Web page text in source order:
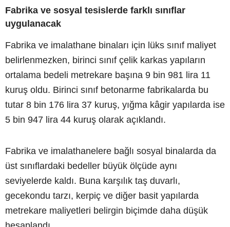
Fabrika ve sosyal tesislerde farklı sınıflar
uygulanacak
Fabrika ve imalathane binaları için lüks sınıf maliyet
belirlenmezken, birinci sınıf çelik karkas yapıların
ortalama bedeli metrekare başına 9 bin 981 lira 11
kuruş oldu. Birinci sınıf betonarme fabrikalarda bu
tutar 8 bin 176 lira 37 kuruş, yığma kâgir yapılarda ise
5 bin 947 lira 44 kuruş olarak açıklandı.
Fabrika ve imalathanelere bağlı sosyal binalarda da
üst sınıflardaki bedeller büyük ölçüde aynı
seviyelerde kaldı. Buna karşılık taş duvarlı,
gecekondu tarzı, kerpiç ve diğer basit yapılarda
metrekare maliyetleri belirgin biçimde daha düşük